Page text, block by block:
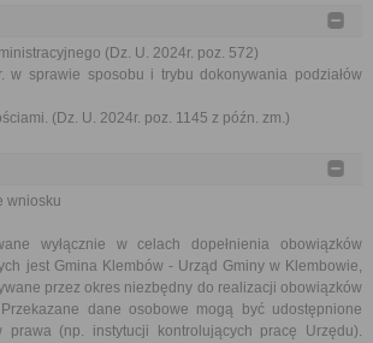
(Dz. U. 2024r. poz. 572)
sprawie sposobu i trybu dokonywania podziałów
(Dz. U. 2024r. poz. 1145 z późn. zm.)
wniosku
wyłącznie w celach dopełnienia obowiązków
jest Gmina Klembów - Urząd Gminy w Klembowie,
przez okres niezbędny do realizacji obowiązków
dane osobowe mogą być udostępnione
(np. instytucji kontrolujących pracę Urzędu).